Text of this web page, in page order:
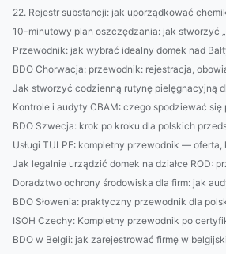
22. Rejestr substancji: jak uporządkować
10-minutowy plan oszczędzania: jak stworzyć
Przewodnik: jak wybrać idealny domek nad
BDO Chorwacja: przewodnik: rejestracja,
Jak stworzyć codzienną rutynę pielęgnacyjną
Kontrole i audyty CBAM: czego spodziewać się
BDO Szwecja: krok po kroku dla polskich
Usługi TULPE: kompletny przewodnik — oferta,
Jak legalnie urządzić domek na działce ROD:
Doradztwo ochrony środowiska dla firm: jak
BDO Słowenia: praktyczny przewodnik dla
ISOH Czechy: Kompletny przewodnik po
BDO w Belgii: jak zarejestrować firmę w